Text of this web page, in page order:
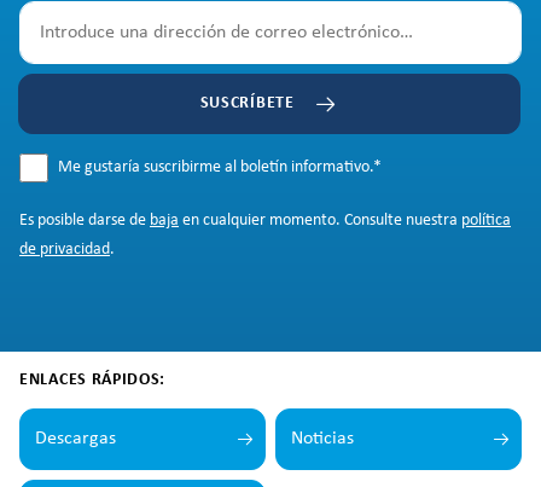
SUSCRÍBETE
Me gustaría suscribirme al boletín informativo.*
Es posible darse de baja en cualquier momento. Consulte nuestra política
de privacidad.
ENLACES RÁPIDOS:
Descargas Noticias